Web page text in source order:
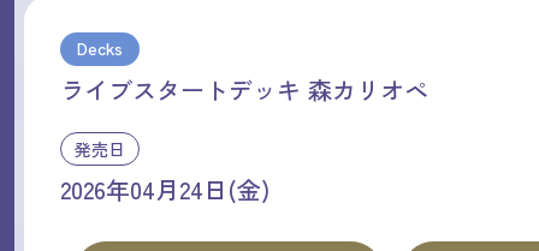
Decks
ライブスタートデッキ 森カリオペ
発売日
2026年04月24日(金)